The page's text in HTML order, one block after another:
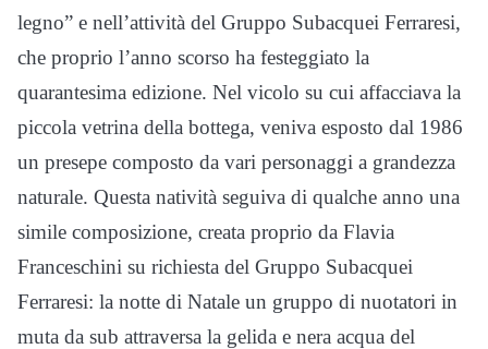
legno” e nell’attività del Gruppo Subacquei Ferraresi,
che proprio l’anno scorso ha festeggiato la
quarantesima edizione. Nel vicolo su cui affacciava la
piccola vetrina della bottega, veniva esposto dal 1986
un presepe composto da vari personaggi a grandezza
naturale. Questa natività seguiva di qualche anno una
simile composizione, creata proprio da Flavia
Franceschini su richiesta del Gruppo Subacquei
Ferraresi: la notte di Natale un gruppo di nuotatori in
muta da sub attraversa la gelida e nera acqua del